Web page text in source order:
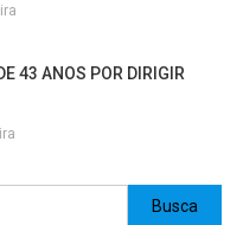
43 ANOS POR DIRIGIR
Busca